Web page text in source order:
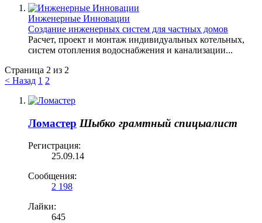
Инженерные Инновации
Создание инженерных систем для частных домов
Расчет, проект и монтаж индивидуальных котельных,
систем отопления водоснабжения и канализации...
Страница 2 из 2
< Назад 1 2
Ломастер Шыбко грамтный спицыалист
Регистрация:
25.09.14
Сообщения:
2 198
Лайки:
645